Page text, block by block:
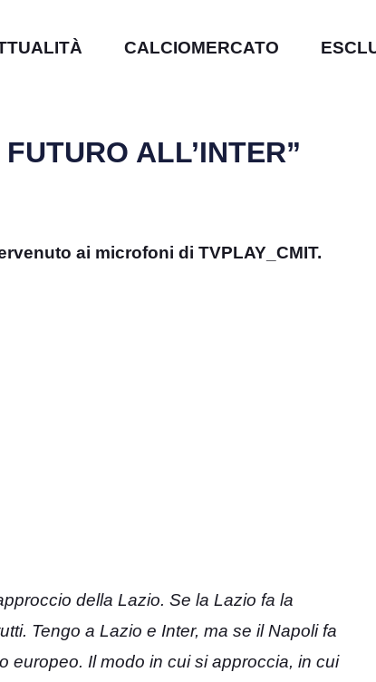
CALCIOMERCATO
ALL’INTER”
ai microfoni di TVPLAY_CMIT.
della Lazio. Se la Lazio fa la
Tengo a Lazio e Inter, ma se il Napoli fa
europeo. Il modo in cui si approccia, in cui